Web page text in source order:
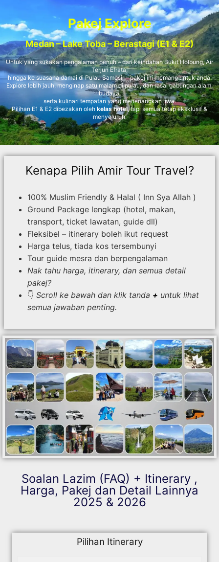
Pakej Explore
Medan – Lake Toba – Berastagi (E1 & E2)
Untuk yang sukakan pengalaman penuh – dari keindahan Bukit Holbung, Air
Terjun Efrata,
hingga ke suasana damai di Pulau Samosir – pakej ini memang untuk anda.
Explore lebih jauh, menginap satu malam di pulau, dan rasai gabungan alam,
budaya,
serta kulinari tempatan yang menenangkan jiwa.
Pilihan E1 & E2 dibezakan oleh kelas hotel, tapi semua tetap eksklusif &
menyeluruh.
Kenapa Pilih Amir Tour Travel?
100% Muslim Friendly & Halal ( Inn Sya Allah )
Ground Package lengkap (hotel, makan,
transport, ticket lawatan, guide dll)
Fleksibel – itinerary boleh ikut request
Harga telus, tiada kos tersembunyi
Tour guide mesra dan berpengalaman
Nak tahu harga, itinerary, dan semua detail
pakej?
👇 Scroll ke bawah dan klik tanda + untuk lihat
semua jawaban penting.
Soalan Lazim (FAQ) + Itinerary ,
Harga, Pakej dan Detail Lainnya
2025 & 2026
Pilihan Itinerary